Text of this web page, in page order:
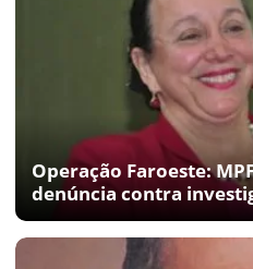
Operação Faroeste:
denúncia contra